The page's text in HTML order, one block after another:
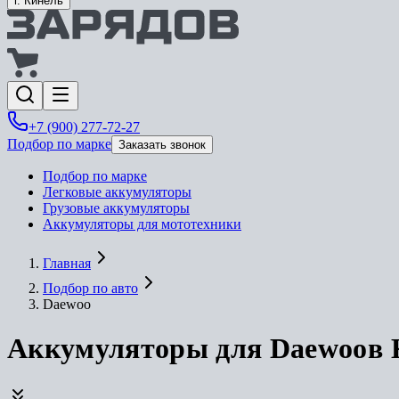
+7 (900) 277-72-27
Подбор по марке Заказать звонок
Подбор по марке
Легковые аккумуляторы
Грузовые аккумуляторы
Аккумуляторы для мототехники
Главная
Подбор по авто
Daewoo
Аккумуляторы для Daewooв